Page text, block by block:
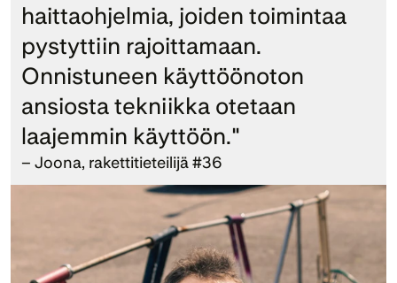
haittaohjelmia, joiden toimintaa
pystyttiin rajoittamaan.
Onnistuneen käyttöönoton
ansiosta tekniikka otetaan
laajemmin käyttöön."
– Joona, rakettitieteilijä #36